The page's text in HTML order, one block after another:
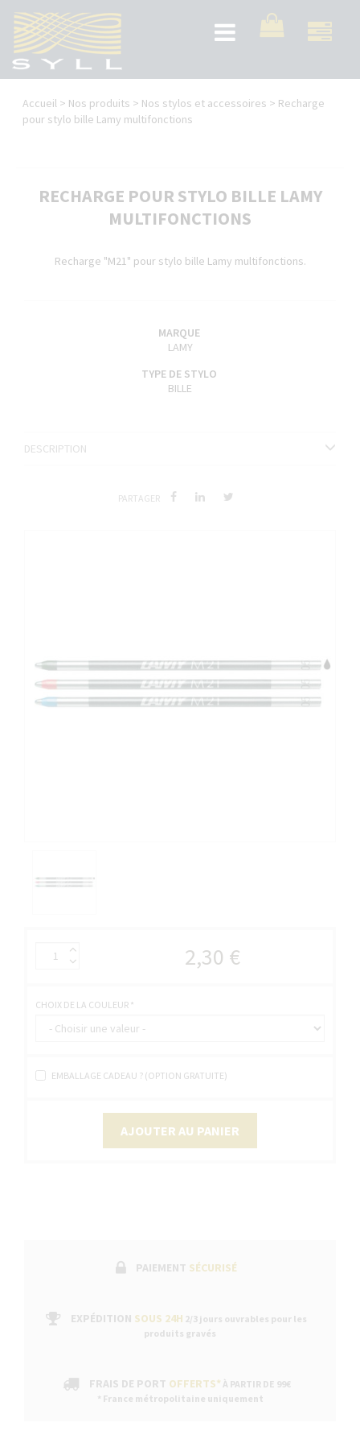
contenu
principal
Toggle
navigation
Vous
êtes
Accueil > Nos produits > Nos stylos et accessoires > Recharge
pour stylo bille Lamy multifonctions
RECHARGE POUR STYLO BILLE LAMY
MULTIFONCTIONS
Recharge "M21" pour stylo bille Lamy multifonctions.
MARQUE
LAMY
TYPE DE STYLO
BILLE
DESCRIPTION
PARTAGER
2,30 €
CHOIX DE LA COULEUR *
EMBALLAGE CADEAU ? (OPTION GRATUITE)
AJOUTER AU PANIER
PAIEMENT SÉCURISÉ
EXPÉDITION SOUS 24H 2/3 jours ouvrables pour les
produits gravés
FRAIS DE PORT OFFERTS* À PARTIR DE 99€
* France métropolitaine uniquement